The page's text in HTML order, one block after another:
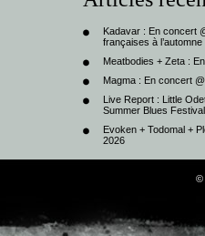
Kadavar : En concert
françaises à l’automne
Meatbodies + Zeta :
Magma : En concert
Live Report : Little
Summer Blues
Evoken + Todomal +
2026
©